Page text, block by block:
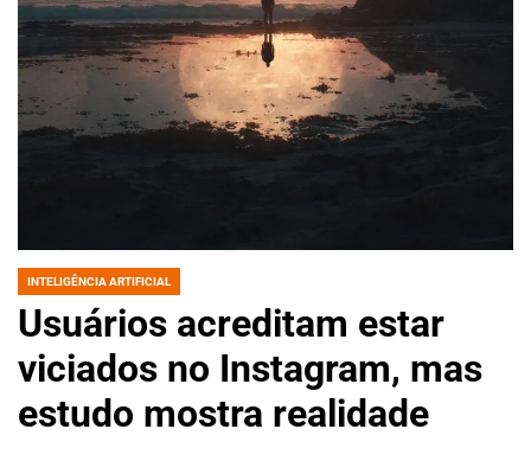
POSTED
INTELIGÊNCIA ARTIFICIAL
Usuários acreditam estar
viciados no Instagram, mas
estudo mostra realidade